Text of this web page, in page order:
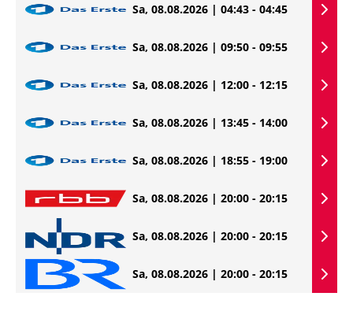
Sa, 08.08.2026 | 04:43 - 04:45
Sa, 08.08.2026 | 09:50 - 09:55
Sa, 08.08.2026 | 12:00 - 12:15
Sa, 08.08.2026 | 13:45 - 14:00
Sa, 08.08.2026 | 18:55 - 19:00
Sa, 08.08.2026 | 20:00 - 20:15
Sa, 08.08.2026 | 20:00 - 20:15
Sa, 08.08.2026 | 20:00 - 20:15